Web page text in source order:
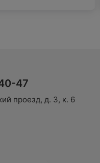
47
проезд, д. 3, к. 6